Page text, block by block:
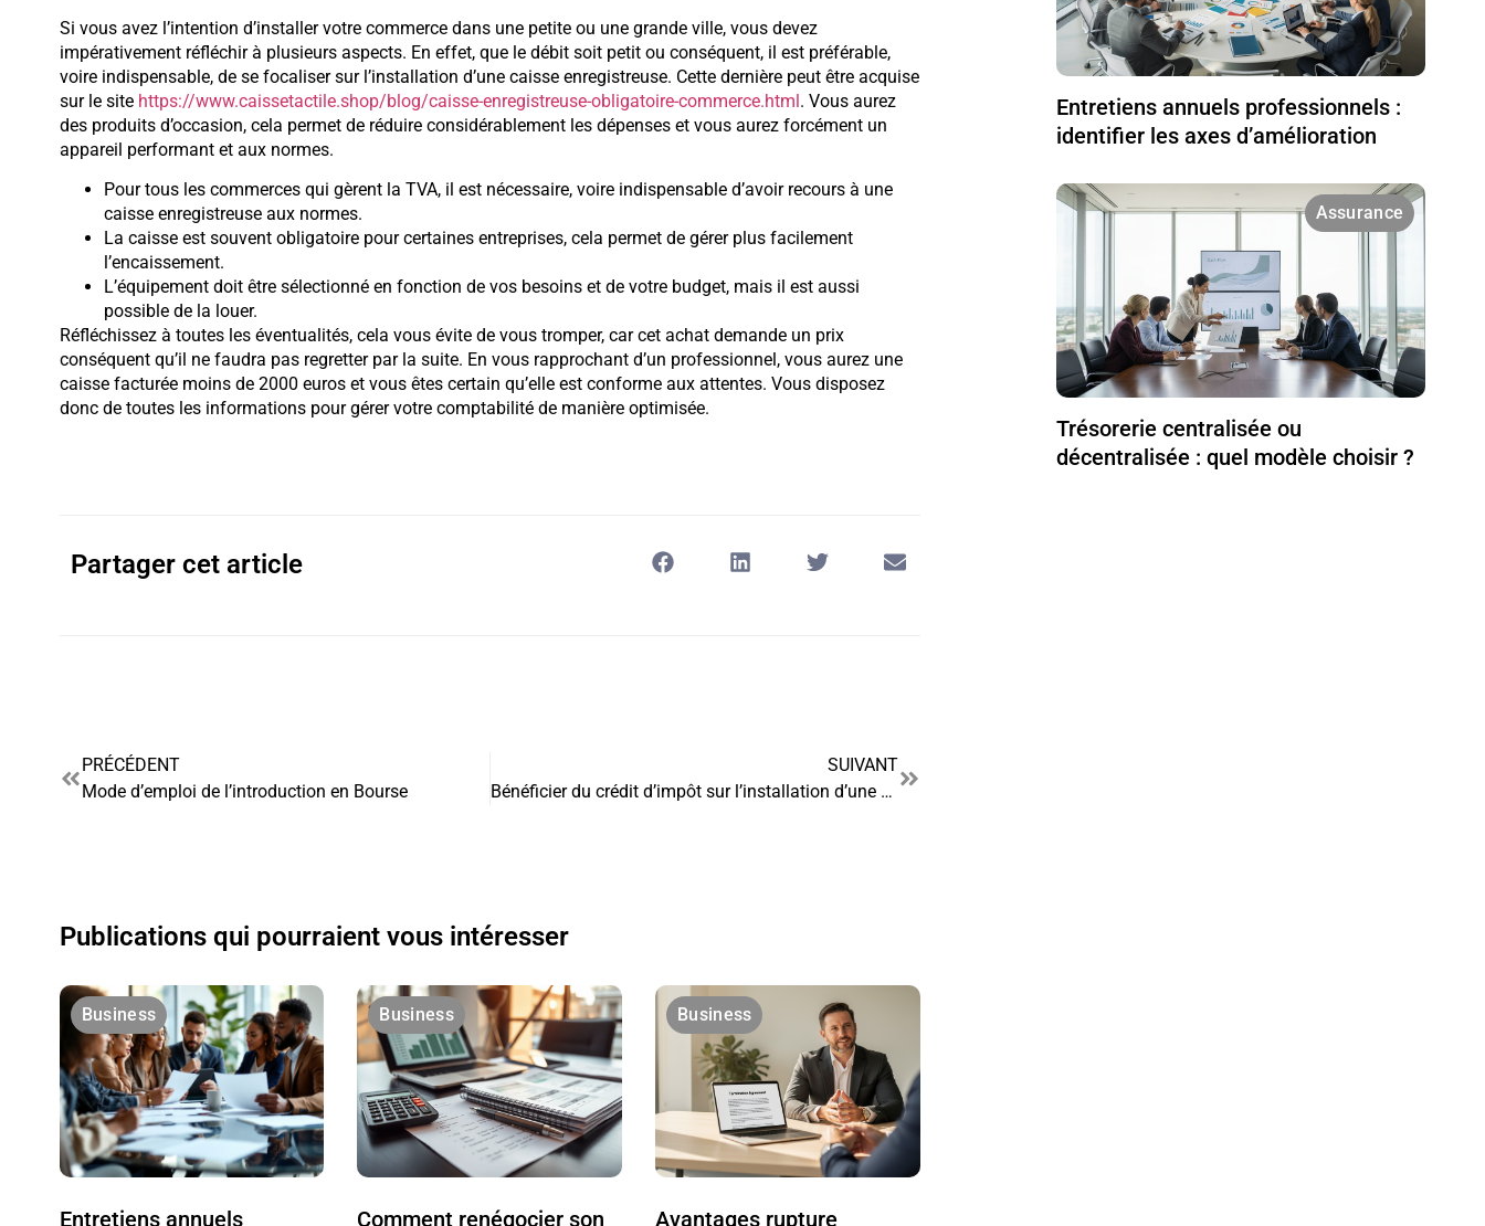
Si vous avez l’intention d’installer votre commerce dans une petite ou une grande ville, vous devez
impérativement réfléchir à plusieurs aspects. En effet, que le débit soit petit ou conséquent, il est préférable,
voire indispensable, de se focaliser sur l’installation d’une caisse enregistreuse. Cette dernière peut être acquise
sur le site https://www.caissetactile.shop/blog/caisse-enregistreuse-obligatoire-commerce.html. Vous aurez
des produits d’occasion, cela permet de réduire considérablement les dépenses et vous aurez forcément un
appareil performant et aux normes.
Pour tous les commerces qui gèrent la TVA, il est nécessaire, voire indispensable d’avoir recours à une
caisse enregistreuse aux normes.
La caisse est souvent obligatoire pour certaines entreprises, cela permet de gérer plus facilement
l’encaissement.
L’équipement doit être sélectionné en fonction de vos besoins et de votre budget, mais il est aussi
possible de la louer.
Réfléchissez à toutes les éventualités, cela vous évite de vous tromper, car cet achat demande un prix
conséquent qu’il ne faudra pas regretter par la suite. En vous rapprochant d’un professionnel, vous aurez une
caisse facturée moins de 2000 euros et vous êtes certain qu’elle est conforme aux attentes. Vous disposez
donc de toutes les informations pour gérer votre comptabilité de manière optimisée.
Partager cet article
PRÉCÉDENT
Mode d’emploi de l’introduction en Bourse
SUIVANT
Bénéficier du crédit d’impôt sur l’installation d’une douche pour personne à mobilité réduite
Publications qui pourraient vous intéresser
Business
Entretiens annuels
Business
Comment renégocier son
Business
Avantages rupture
Entretiens annuels professionnels :
identifier les axes d’amélioration
Assurance
Trésorerie centralisée ou
décentralisée : quel modèle choisir ?